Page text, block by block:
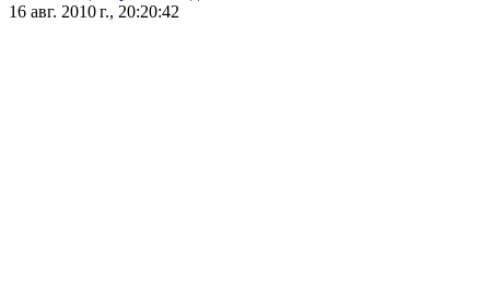
16 авг. 2010 г., 20:20:42